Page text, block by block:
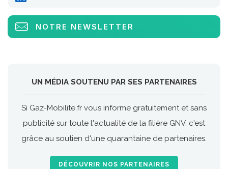
NOTRE NEWSLETTER
UN MÉDIA SOUTENU PAR SES PARTENAIRES
Si Gaz-Mobilite.fr vous informe gratuitement et sans
publicité sur toute l'actualité de la filière GNV, c'est
grâce au soutien d'une quarantaine de partenaires.
DÉCOUVRIR NOS PARTENAIRES